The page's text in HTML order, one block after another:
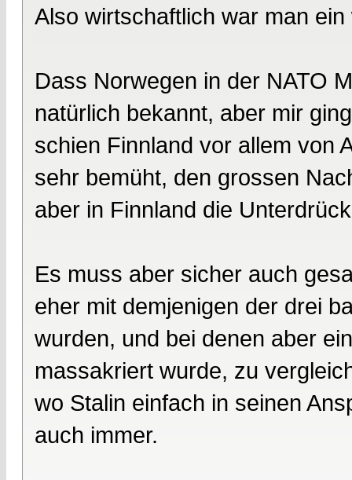
Also wirtschaftlich war man
Dass Norwegen in der NATO
natürlich bekannt, aber mir
schien Finnland vor allem von
sehr bemüht, den grossen
aber in Finnland die
Es muss aber sicher auch
eher mit demjenigen der drei
wurden, und bei denen aber
massakriert wurde, zu
wo Stalin einfach in seinen
auch immer.